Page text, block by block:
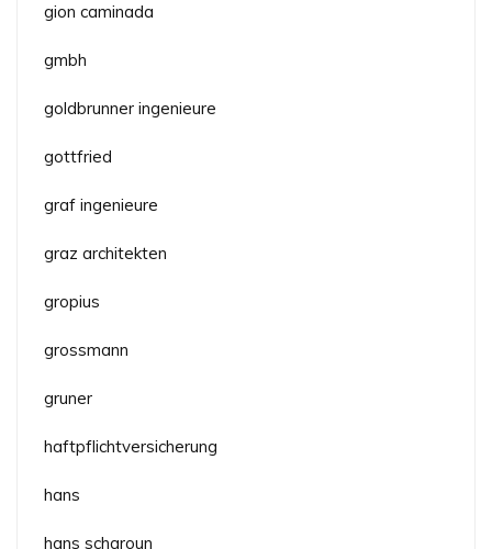
gion caminada
gmbh
goldbrunner ingenieure
gottfried
graf ingenieure
graz architekten
gropius
grossmann
gruner
haftpflichtversicherung
hans
hans scharoun